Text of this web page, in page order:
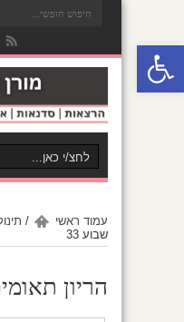
פתח סרגל נגישות
עמוד ראשי /
שבוע 33
הריון